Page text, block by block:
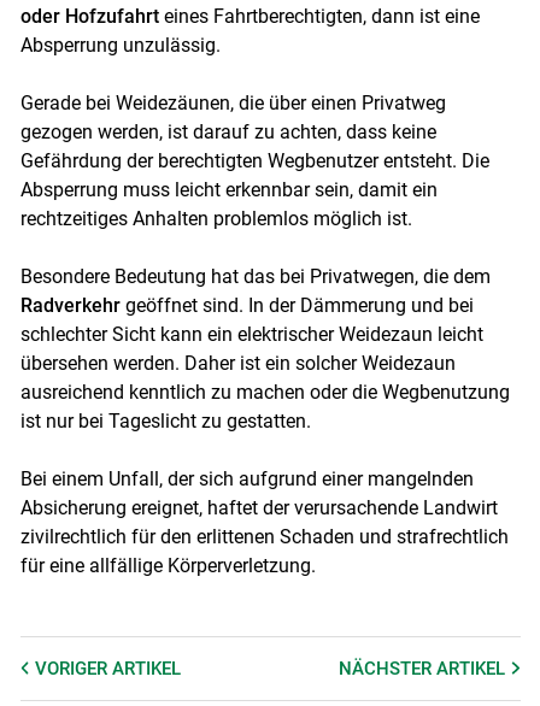
oder Hofzufahrt eines Fahrtberechtigten, dann ist eine
Absperrung unzulässig.
Gerade bei Weidezäunen, die über einen Privatweg
gezogen werden, ist darauf zu achten, dass keine
Gefährdung der berechtigten Wegbenutzer entsteht. Die
Absperrung muss leicht erkennbar sein, damit ein
rechtzeitiges Anhalten problemlos möglich ist.
Besondere Bedeutung hat das bei Privatwegen, die dem
Radverkehr geöffnet sind. In der Dämmerung und bei
schlechter Sicht kann ein elektrischer Weidezaun leicht
übersehen werden. Daher ist ein solcher Weidezaun
ausreichend kenntlich zu machen oder die Wegbenutzung
ist nur bei Tageslicht zu gestatten.
Bei einem Unfall, der sich aufgrund einer mangelnden
Absicherung ereignet, haftet der verursachende Landwirt
zivilrechtlich für den erlittenen Schaden und strafrechtlich
für eine allfällige Körperverletzung.
VORIGER ARTIKEL NÄCHSTERARTIKEL